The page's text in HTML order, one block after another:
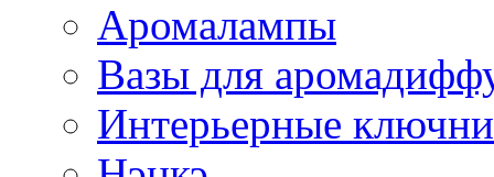
Аромалампы
Вазы для
Интерьерные